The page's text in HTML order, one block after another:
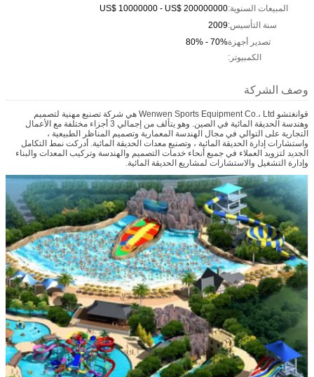
المبيعات السنوية:US$ 10000000 - US$ 200000000
سنة التأسيس:2009
تصدير أجهزة
الكمبيوتر:
70% - 80%
وصف الشركة
قوانغتشو Wenwen Sports Equipment Co.، Ltd
هي شركة تصنيع مهنية لتصميم
وهندسة الحديقة المائية في الصين.
وهو يتألف من إجمالي 3 أجزاء مختلفة مع الأعمال
التجارية على التوالي في مجال الهندسة المعمارية وتصميم المناظر الطبيعية ،
واستشارات إدارة الحديقة المائية ، وتصنيع معدات الحديقة المائية. أدركت نمط التكامل
الجديد لتزويد العملاء في جميع أنحاء خدمات التصميم والهندسة وتركيب المعدات والبناء
وإدارة التشغيل والاستشارات لمشاريع الحديقة المائية.